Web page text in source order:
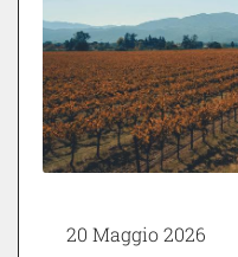
20 Maggio 2026